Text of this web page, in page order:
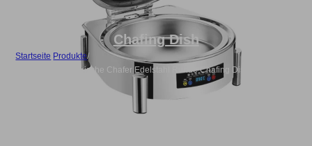
Chafing Dish
Startseite Produkte/
Großhandel Elektrische Chafer Edelstahl Runde Chafing Dish